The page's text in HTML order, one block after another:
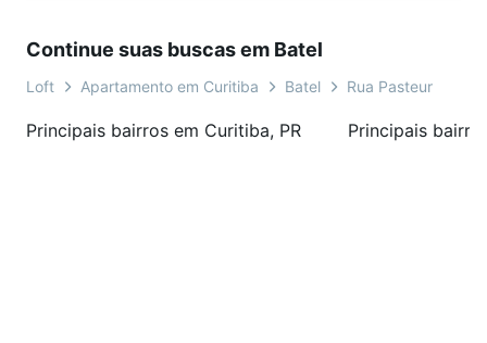
Continue suas buscas em Batel
Loft Apartamento em Curitiba Batel Rua Pasteur
Principais bairros em Curitiba, PR Principais